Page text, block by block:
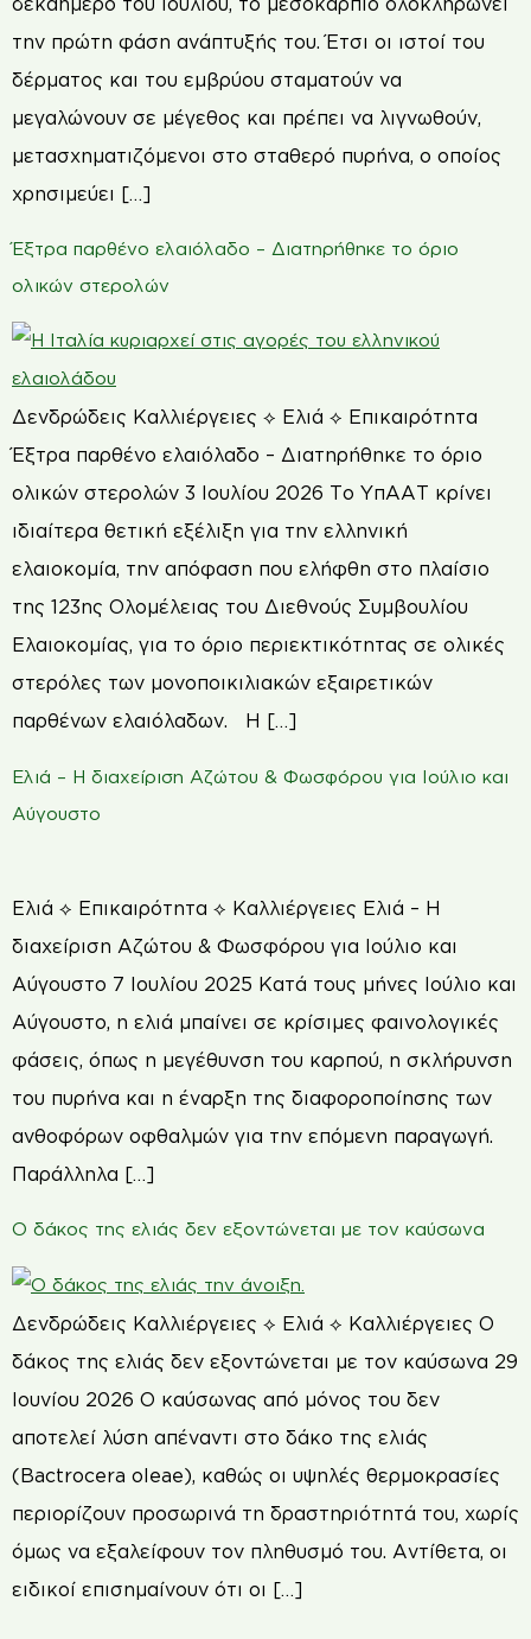
την πρώτη φάση ανάπτυξής του. Έτσι οι ιστοί του
δέρματος και του εμβρύου σταματούν να
μεγαλώνουν σε μέγεθος και πρέπει να λιγνωθούν,
μετασχηματιζόμενοι στο σταθερό πυρήνα, ο οποίος
χρησιμεύει […]
Έξτρα παρθένο ελαιόλαδο – Διατηρήθηκε το όριο
ολικών στερολών
Δενδρώδεις Καλλιέργειες ⟡ Ελιά ⟡ Επικαιρότητα
Έξτρα παρθένο ελαιόλαδο – Διατηρήθηκε το όριο
ολικών στερολών 3 Ιουλίου 2026 Το ΥπΑΑΤ κρίνει
ιδιαίτερα θετική εξέλιξη για την ελληνική
ελαιοκομία, την απόφαση που ελήφθη στο πλαίσιο
της 123ης Ολομέλειας του Διεθνούς Συμβουλίου
Ελαιοκομίας, για το όριο περιεκτικότητας σε ολικές
στερόλες των μονοποικιλιακών εξαιρετικών
παρθένων ελαιόλαδων. Η […]
Ελιά – Η διαχείριση Αζώτου & Φωσφόρου για Ιούλιο και
Αύγουστο
Ελιά ⟡ Επικαιρότητα ⟡ Καλλιέργειες Ελιά – Η
διαχείριση Αζώτου & Φωσφόρου για Ιούλιο και
Αύγουστο 7 Ιουλίου 2025 Κατά τους μήνες Ιούλιο και
Αύγουστο, η ελιά μπαίνει σε κρίσιμες φαινολογικές
φάσεις, όπως η μεγέθυνση του καρπού, η σκλήρυνση
του πυρήνα και η έναρξη της διαφοροποίησης των
ανθοφόρων οφθαλμών για την επόμενη παραγωγή.
Παράλληλα […]
Ο δάκος της ελιάς δεν εξοντώνεται με τον καύσωνα
Δενδρώδεις Καλλιέργειες ⟡ Ελιά ⟡ Καλλιέργειες Ο
δάκος της ελιάς δεν εξοντώνεται με τον καύσωνα 29
Ιουνίου 2026 Ο καύσωνας από μόνος του δεν
αποτελεί λύση απέναντι στο δάκο της ελιάς
(Bactrocera oleae), καθώς οι υψηλές θερμοκρασίες
περιορίζουν προσωρινά τη δραστηριότητά του, χωρίς
όμως να εξαλείφουν τον πληθυσμό του. Αντίθετα, οι
ειδικοί επισημαίνουν ότι οι […]